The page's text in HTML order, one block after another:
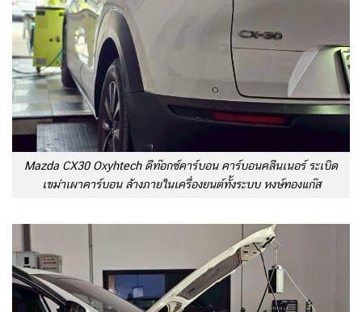
Mazda CX30 Oxyhtech ดีท๊อกซ์คาร์บอน คาร์บอนคลีนเนอร์ ระเบิด
เขม่าเผาคาร์บอน ล้างภายในเครื่องยนต์ทั้งระบบ หงษ์ทองแก๊ส